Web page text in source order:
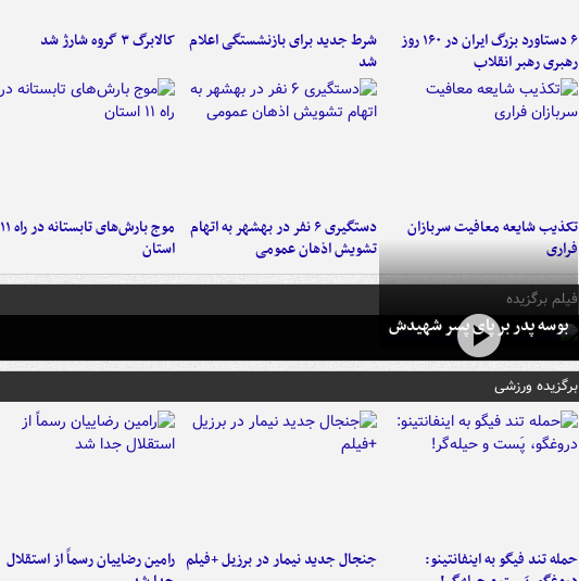
۶ دستاورد بزرگ ایران در ۱۶۰ روز
رهبری رهبر انقلاب
شرط جدید برای بازنشستگی اعلام
شد
کالابرگ ۳ گروه شارژ شد
تکذیب شایعه معافیت سربازان
فراری
دستگیری ۶ نفر در بهشهر به اتهام
تشویش اذهان عمومی
موج بارش‌های تابستانه در راه ۱۱
استان
فیلم برگزیده
بوسه‌ پدر بر پای پسر شهیدش
برگزیده ورزشی
حمله تند فیگو به اینفانتینو:
جنجال جدید نیمار در برزیل +فیلم رامین رضاییان رسماً از استقلال